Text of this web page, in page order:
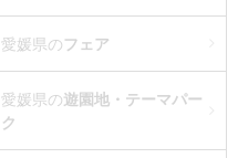
愛媛県のフェア
愛媛県の遊園地・テーマパー
ク